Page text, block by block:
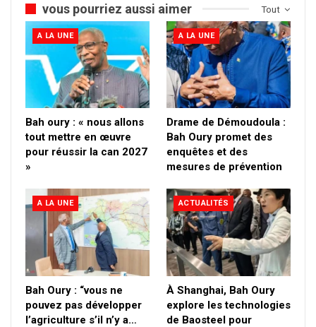
Tout
vous pourriez aussi aimer
A LA UNE
Bah oury : « nous allons
tout mettre en œuvre
pour réussir la can 2027
»
A LA UNE
Drame de Démoudoula :
Bah Oury promet des
enquêtes et des
mesures de prévention
A LA UNE
Bah Oury : “vous ne
pouvez pas développer
l’agriculture s’il n’y a…
ACTUALITÉS
À Shanghai, Bah Oury
explore les technologies
de Baosteel pour